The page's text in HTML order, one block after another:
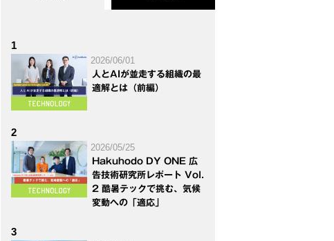
1
2026/06/01
人とAIが並走する組織の最
適解とは（前編）
2
2026/05/25
Hakuhodo DY ONE 広
告技術研究所レポート Vol.
2 酷暑テックで挑む、気候
変動への「適応」
3